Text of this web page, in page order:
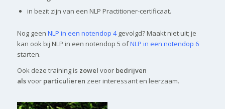
in bezit zijn van een NLP Practitioner-certificaat.
Nog geen NLP in een notendop 4gevolgd? Maakt niet uit; je
kan ook bij NLP in een notendop 5 ofNLP in een notendop 6
starten.
Ook deze training is zowel voor bedrijven
alsvoor particulieren zeer interessant en leerzaam.